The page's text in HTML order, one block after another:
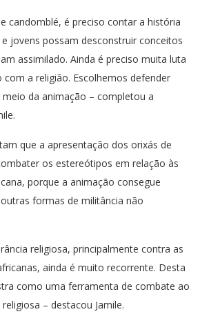
candomblé, é preciso contar a história
jovens possam desconstruir conceitos
assimilado. Ainda é preciso muita luta
a religião. Escolhemos defender
da animação – completou a
que a apresentação dos orixás de
os estereótipos em relação às
porque a animação consegue
formas de militância não
religiosa, principalmente contra as
ainda é muito recorrente. Desta
como uma ferramenta de combate ao
– destacou Jamile.